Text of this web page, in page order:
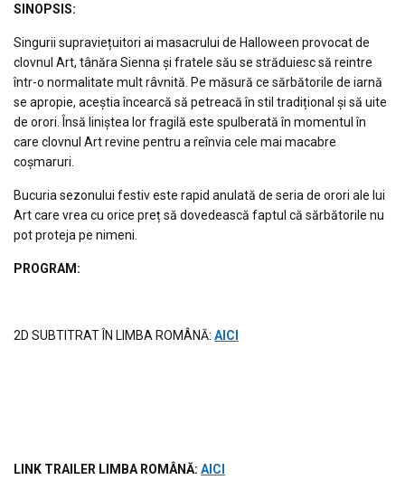
S INOPSIS:
Singurii supraviețuitori ai masacrului de Halloween provocat de
clovnul Art, tânăra Sienna și fratele său se străduiesc să reintre
într-o normalitate mult râvnită. Pe măsură ce sărbătorile de iarnă
se apropie, aceștia încearcă să petreacă în stil tradițional și să uite
de orori. Însă liniștea lor fragilă este spulberată în momentul în
care clovnul Art revine pentru a reînvia cele mai macabre
coșmaruri.
Bucuria sezonului festiv este rapid anulată de seria de orori ale lui
Art care vrea cu orice preț să dovedească faptul că sărbătorile nu
pot proteja pe nimeni.
PROGRAM:
2D SUBTITRAT ÎN LIMBA ROMÂNĂ: AICI
LINK TRAILER LIMBA ROMÂNĂ: AICI